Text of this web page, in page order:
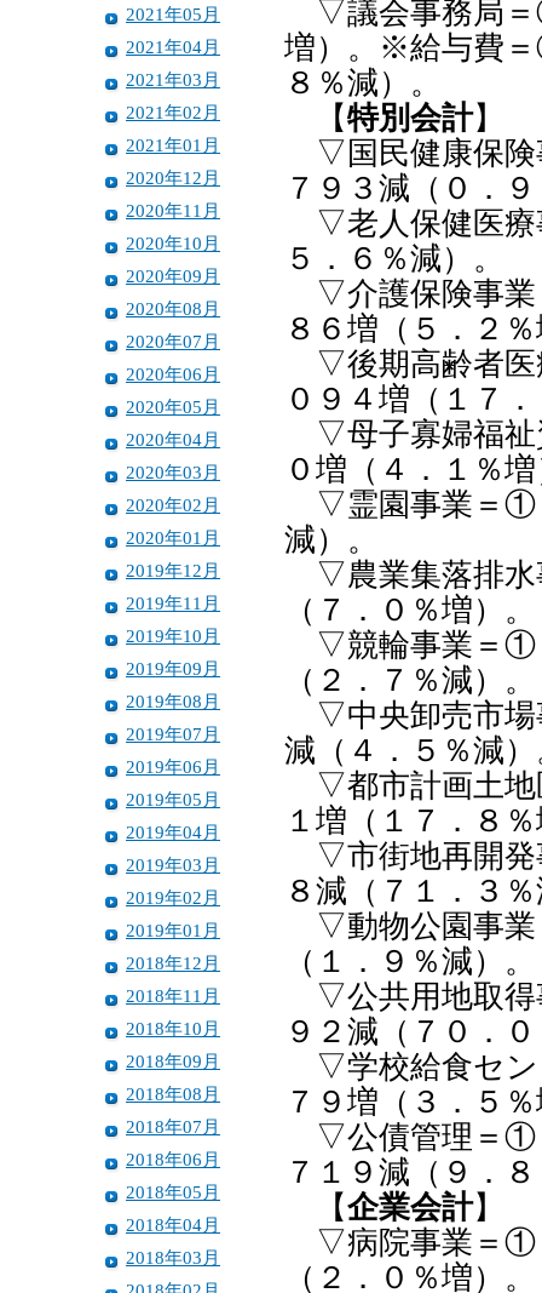
2021年05月
2021年04月
2021年03月
2021年02月
2021年01月
2020年12月
2020年11月
2020年10月
2020年09月
2020年08月
2020年07月
2020年06月
2020年05月
2020年04月
2020年03月
2020年02月
2020年01月
2019年12月
2019年11月
2019年10月
2019年09月
2019年08月
2019年07月
2019年06月
2019年05月
2019年04月
2019年03月
2019年02月
2019年01月
2018年12月
2018年11月
2018年10月
2018年09月
2018年08月
2018年07月
2018年06月
2018年05月
2018年04月
2018年03月
▽議会事務局＝
増）。※給与費
８％減）。
【特別会計】
▽国民健康保険
７９３減（０．
▽老人保健医療
５．６％減）。
▽介護保険事業
８６増（５．２
▽後期高齢者医
０９４増（１７
▽母子寡婦福祉
０増（４．１％
▽霊園事業＝①
減）。
▽農業集落排
（７．０％増）。
▽競輪事業＝①
（２．７％減）。
▽中央卸売市場
減（４．５％減
▽都市計画土地
１増（１７．８
▽市街地再開発
８減（７１．３
▽動物公園事業
（１．９％減）。
▽公共用地取得
９２減（７０．
▽学校給食セン
７９増（３．５
▽公債管理＝①
７１９減（９．
【企業会計】
▽病院事業＝①
（２．０％増）。